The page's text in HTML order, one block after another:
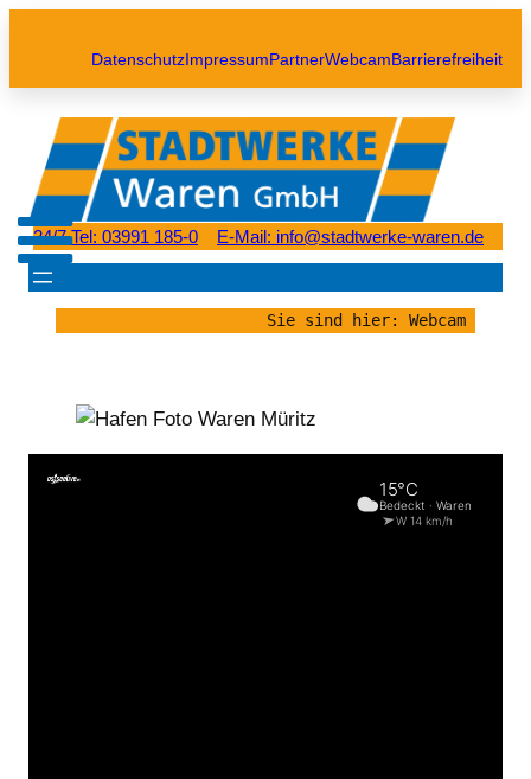
DatenschutzImpressumPartnerWebcamBarrierefreiheit
24/7 Tel: 03991 185-0 E-Mail: info@stadtwerke-waren.de
Sie sind hier: Webcam